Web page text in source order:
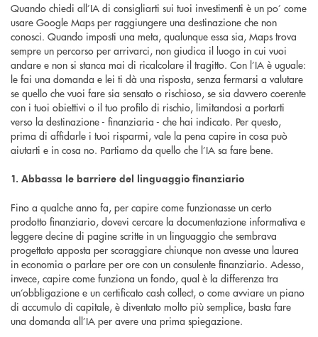
Quando chiedi all’IA di consigliarti sui tuoi investimenti è un po’ come
usare Google Maps per raggiungere una destinazione che non
conosci. Quando imposti una meta, qualunque essa sia, Maps trova
sempre un percorso per arrivarci, non giudica il luogo in cui vuoi
andare e non si stanca mai di ricalcolare il tragitto. Con l’IA è uguale:
le fai una domanda e lei ti dà una risposta, senza fermarsi a valutare
se quello che vuoi fare sia sensato o rischioso, se sia davvero coerente
con i tuoi obiettivi o il tuo profilo di rischio, limitandosi a portarti
verso la destinazione - finanziaria - che hai indicato. Per questo,
prima di affidarle i tuoi risparmi, vale la pena capire in cosa può
aiutarti e in cosa no. Partiamo da quello che l’IA sa fare bene.
1. Abbassa le barriere del linguaggio finanziario
Fino a qualche anno fa, per capire come funzionasse un certo
prodotto finanziario, dovevi cercare la documentazione informativa e
leggere decine di pagine scritte in un linguaggio che sembrava
progettato apposta per scoraggiare chiunque non avesse una laurea
in economia o parlare per ore con un consulente finanziario. Adesso,
invece, capire come funziona un fondo, qual è la differenza tra
un’obbligazione e un certificato cash collect, o come avviare un piano
di accumulo di capitale, è diventato molto più semplice, basta fare
una domanda all’IA per avere una prima spiegazione.